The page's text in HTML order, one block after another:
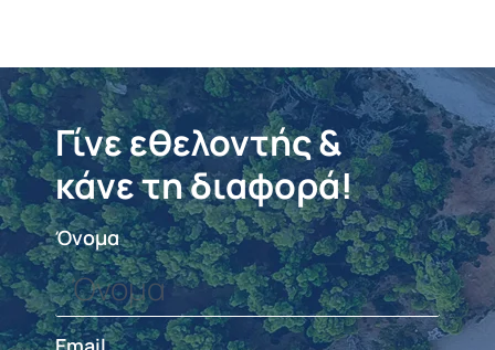
Γίνε εθελοντής &
κάνε τη διαφορά!
Όνομα